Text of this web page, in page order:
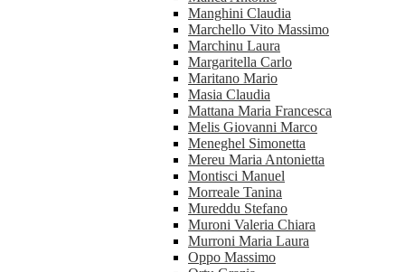
Manghini Claudia
Marchello Vito Massimo
Marchinu Laura
Margaritella Carlo
Maritano Mario
Masia Claudia
Mattana Maria Francesca
Melis Giovanni Marco
Meneghel Simonetta
Mereu Maria Antonietta
Montisci Manuel
Morreale Tanina
Mureddu Stefano
Muroni Valeria Chiara
Murroni Maria Laura
Oppo Massimo